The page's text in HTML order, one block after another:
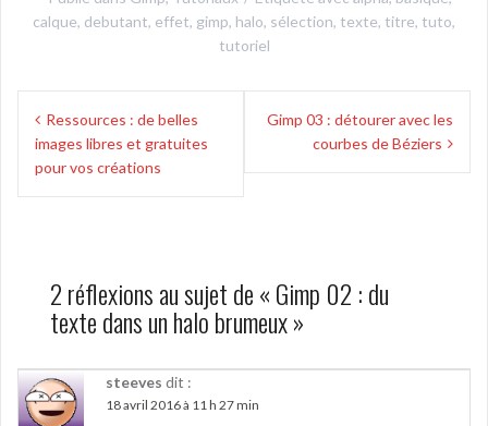
calque, debutant, effet, gimp, halo, sélection, texte, titre, tuto,
tutoriel
Navigation
de
l’article
Ressources : de belles
images libres et gratuites
pour vos créations
Gimp 03 : détourer avec les
courbes de Béziers
2 réflexions au sujet de «Gimp 02 : du
texte dans un halo brumeux»
steeves dit :
18 avril 2016 à 11 h 27 min